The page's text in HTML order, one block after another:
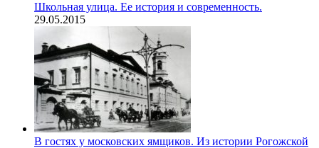
Школьная улица. Ее история и современность.
29.05.2015
В гостях у московских ямщиков. Из истории Рогожской